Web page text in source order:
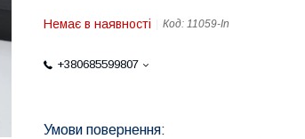
Немає в наявності Код: 11059-In
+380685599807